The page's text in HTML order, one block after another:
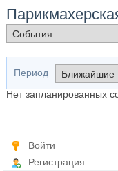
Период
Нет запланированных
Войти
Регистрация